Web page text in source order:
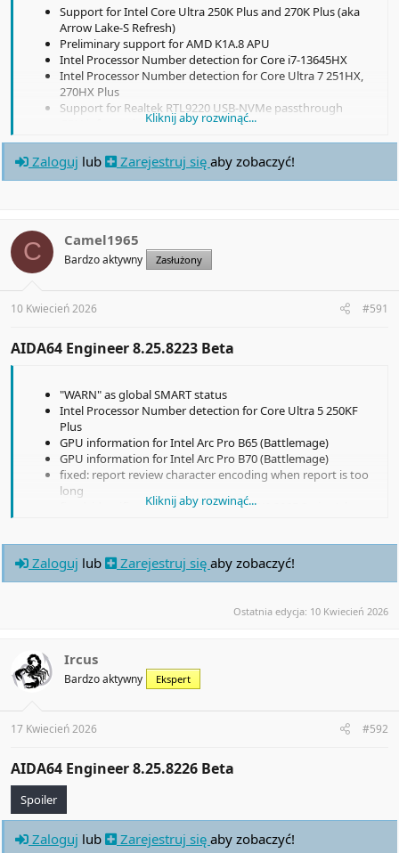
Support for Intel Core Ultra 250K Plus and 270K Plus (aka
Arrow Lake-S Refresh)
Preliminary support for AMD K1A.8 APU
Intel Processor Number detection for Core i7-13645HX
Intel Processor Number detection for Core Ultra 7 251HX,
270HX Plus
Support for Realtek RTL9220 USB-NVMe passthrough
GPU information for AMD Medusa
Fixed: USB-IDE bridges support disabled on Asus USB-
BT540
Fixed: identification of Windows 11 Enterprise LTSC 2024
Kliknij aby rozwinąć...
Zaloguj lub Zarejestruj się aby zobaczyć!
C Camel1965
Bardzo aktywny Zasłużony
10 Kwiecień 2026 #591
AIDA64 Engineer 8.25.8223 Beta​
"WARN" as global SMART status
Intel Processor Number detection for Core Ultra 5 250KF
Plus
GPU information for Intel Arc Pro B65 (Battlemage)
GPU information for Intel Arc Pro B70 (Battlemage)
fixed: report review character encoding when report is too
long
fixed: identification of Intel Core 3/5/7/9 200E Series (aka
Kliknij aby rozwinąć...
Zaloguj lub Zarejestruj się aby zobaczyć!
Ostatnia edycja: 10 Kwiecień 2026
Ircus
Bardzo aktywny Ekspert
17 Kwiecień 2026 #592
AIDA64 Engineer 8.25.8226 Beta​
Spoiler
Zaloguj lub Zarejestruj się aby zobaczyć!